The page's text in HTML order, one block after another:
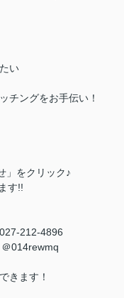
い
チングをお手伝い！
」をクリック♪
す!!
212-4896
014rewmq
きます！